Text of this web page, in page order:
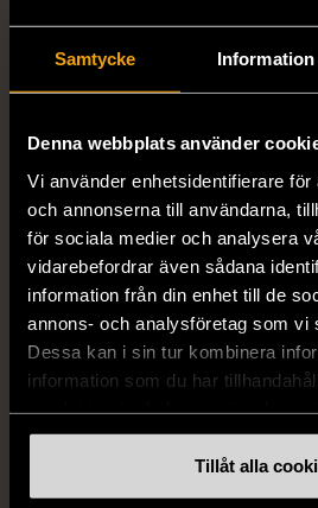
Samtycke Information
Denna webbplats använder
Vi använder enhetsidentifierare
och annonserna till användarna,
för sociala medier och analysera
vidarebefordrar även sådana
information från din enhet till de
annons- och analysföretag som vi
Dessa kan i sin tur kombinera
information som du har
Tillåt alla
Edblad - Glow - Armband
129 kr
249